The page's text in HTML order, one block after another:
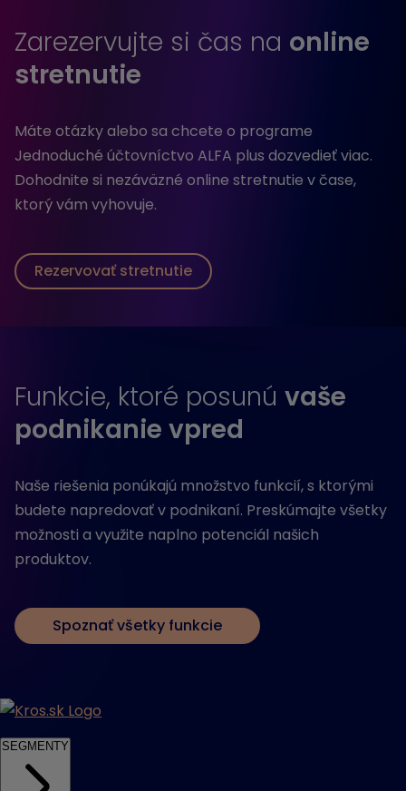
Zarezervujte si čas na online
stretnutie
Máte otázky alebo sa chcete o programe
Jednoduché účtovníctvo ALFA plus dozvedieť viac.
Dohodnite si nezáväzné online stretnutie v čase,
ktorý vám vyhovuje.
Rezervovať stretnutie
Funkcie, ktoré posunú vaše
podnikanie vpred
Naše riešenia ponúkajú množstvo funkcií, s ktorými
budete napredovať v podnikaní. Preskúmajte všetky
možnosti a využite naplno potenciál našich
produktov.
Spoznať všetky funkcie
SEGMENTY